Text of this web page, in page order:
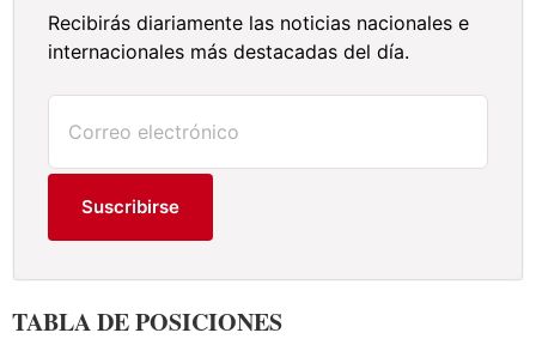
Recibirás diariamente las noticias nacionales e
internacionales más destacadas del día.
Suscribirse
TABLA DE POSICIONES